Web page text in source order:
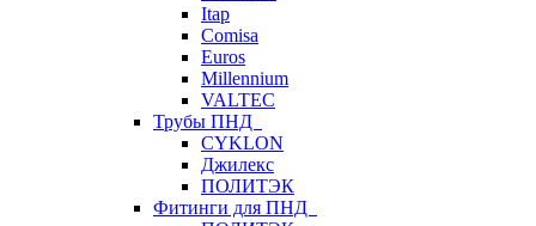
Itap
Comisa
Euros
Millennium
VALTEC
Трубы ПНД
CYKLON
Джилекс
ПОЛИТЭК
Фитинги для ПНД